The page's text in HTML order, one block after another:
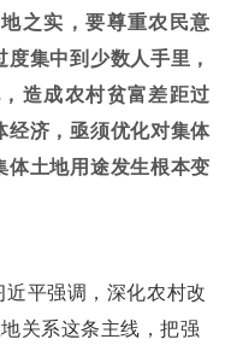
之实，要尊重农民意
集中到少数人手里，
造成农村贫富差距过
经济，亟须优化对集体
土地用途发生根本变
平强调，深化农村改
关系这条主线，把强